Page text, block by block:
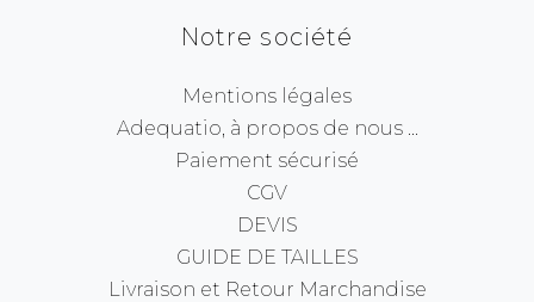
Notre société
Mentions légales
Adequatio, à propos de nous ...
Paiement sécurisé
CGV
DEVIS
GUIDE DE TAILLES
Livraison et Retour Marchandise